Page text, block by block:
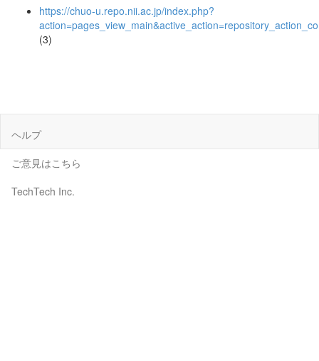
https://chuo-u.repo.nii.ac.jp/index.php?
(3)
ヘルプ
ご意見はこちら
TechTech Inc.